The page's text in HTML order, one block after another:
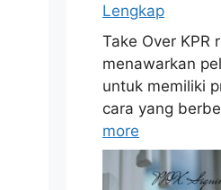
Lengkap
Take Over KPR
menawarkan
untuk memiliki
cara yang
more